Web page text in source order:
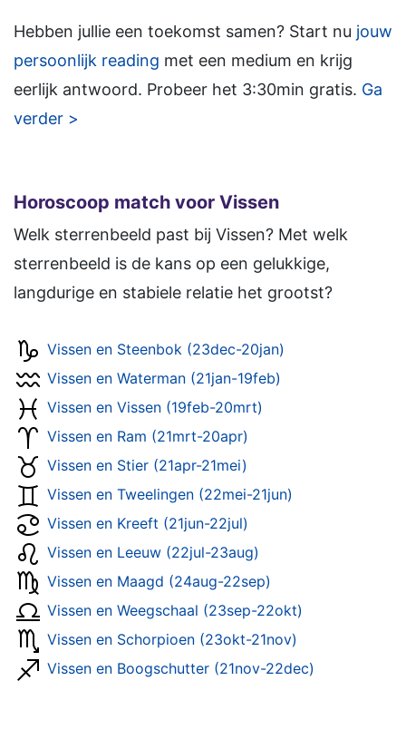
Hebben jullie een toekomst samen? Start nu jouw
persoonlijk reading met een medium en krijg
eerlijk antwoord. Probeer het 3:30min gratis. Ga
verder >
Horoscoop match voor Vissen
Welk sterrenbeeld past bij Vissen? Met welk
sterrenbeeld is de kans op een gelukkige,
langdurige en stabiele relatie het grootst?
Vissen en Steenbok (23dec-20jan)
Vissen en Waterman (21jan-19feb)
Vissen en Vissen (19feb-20mrt)
Vissen en Ram (21mrt-20apr)
Vissen en Stier (21apr-21mei)
Vissen en Tweelingen (22mei-21jun)
Vissen en Kreeft (21jun-22jul)
Vissen en Leeuw (22jul-23aug)
Vissen en Maagd (24aug-22sep)
Vissen en Weegschaal (23sep-22okt)
Vissen en Schorpioen (23okt-21nov)
Vissen en Boogschutter (21nov-22dec)